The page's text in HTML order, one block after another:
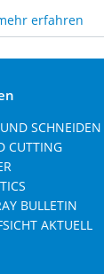
erfahren
SCHNEIDEN
CUTTING
BULLETIN
AKTUELL